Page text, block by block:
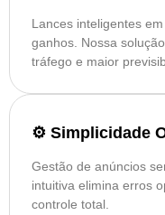
Lances inteligentes
ganhos. Nossa
tráfego e maior
⚙️ Simplicidade
Gestão de anúncios
intuitiva elimina erros
controle total.